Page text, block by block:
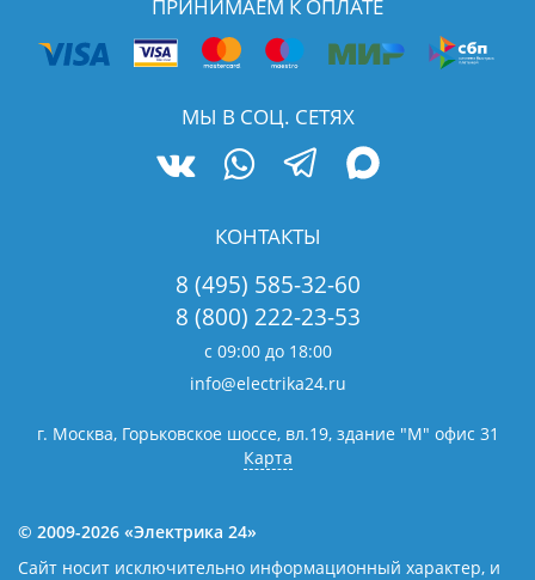
ПРИНИМАЕМ К ОПЛАТЕ
МЫ В СОЦ. СЕТЯХ
КОНТАКТЫ
8 (495) 585-32-60
8 (800) 222-23-53
с 09:00 до 18:00
info@electrika24.ru
г. Москва, Горьковское шоссе, вл.19, здание "М" офис 31
Карта
© 2009-2026 «Электрика 24»
Сайт носит исключительно информационный характер, и